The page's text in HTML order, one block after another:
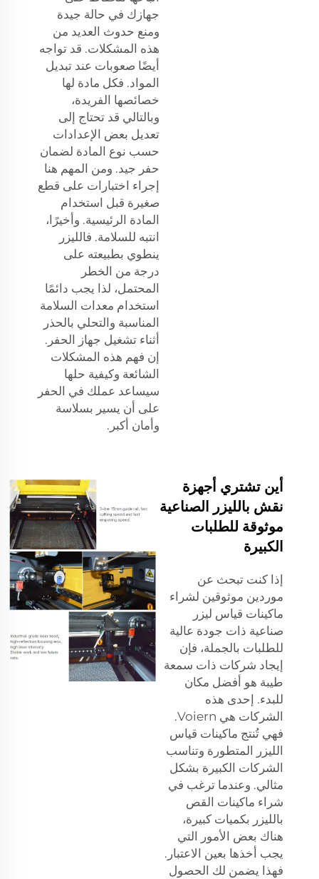
جهازك في حالة جيدة
ومنع حدوث العديد من
هذه المشكلات. قد تواجه
أيضًا صعوبات عند تبديل
المواد. فكل مادة لها
خصائصها الفريدة،
وبالتالي قد تحتاج إلى
تعديل بعض الإعدادات
حسب نوع المادة لضمان
حفر جيد. ومن المهم هنا
إجراء اختبارات على قطع
صغيرة قبل استخدام
المادة الرئيسية. وأخيرًا،
انتبه للسلامة. فالليزر
ينطوي بطبيعته على
درجة من الخطر
المحتمل، لذا يجب دائمًا
استخدام معدات السلامة
المناسبة والتحلي بالحذر
أثناء تشغيل جهاز الحفر.
إن فهم هذه المشكلات
الشائعة وكيفية حلها
سيساعد عملك في الحفر
على أن يسير بسلاسة
وأمان أكبر.
أين تشتري أجهزة
نقش بالليزر الصناعية
موثوقة للطلبات
الكبيرة
إذا كنت تبحث عن
موردين موثوقين لشراء
ماكينات قياس ليزر
صناعية ذات جودة عالية
للطلبات بالجملة، فإن
إيجاد شركات ذات سمعة
طيبة هو أفضل مكان
للبدء. إحدى هذه
الشركات هي Voiern.
فهي تُنتج ماكينات قياس
الليزر المتطورة وتناسب
الشركات الكبيرة بشكل
مثالي. وعندما ترغب في
شراء ماكينات القص
بالليزر بكميات كبيرة،
هناك بعض الأمور التي
يجب أخذها بعين الاعتبار.
فهذا يضمن لك الحصول